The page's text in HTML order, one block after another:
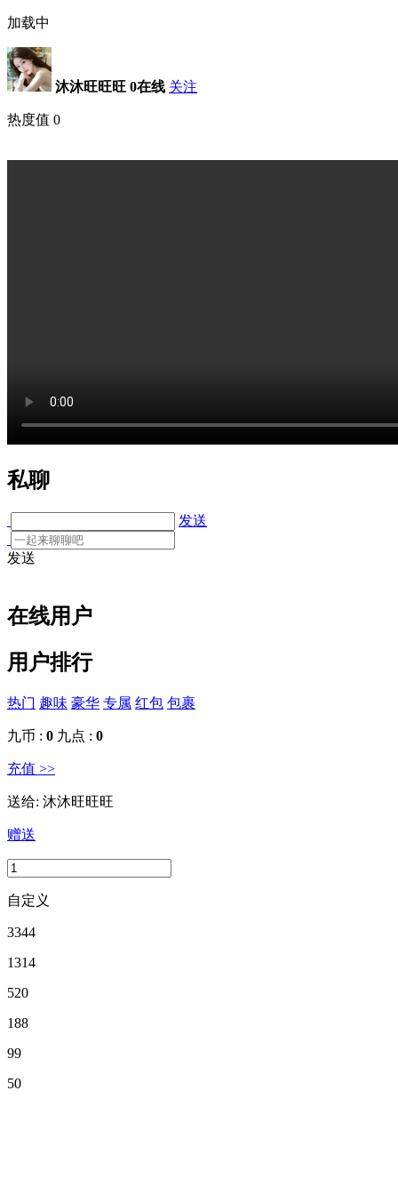
加载中
沐沐旺旺旺 0在线 关注
热度值 0
私聊
发送
发送
在线用户
用户排行
热门 趣味 豪华 专属 红包 包裹
九币 : 0 九点 : 0
充值 >>
送给: 沐沐旺旺旺
赠送
自定义
3344
1314
520
188
99
50